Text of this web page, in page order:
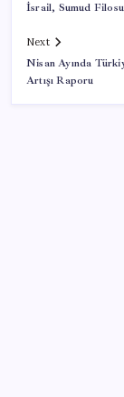
İsrail, Sumud
Next
Nisan Ayında
Artışı Raporu